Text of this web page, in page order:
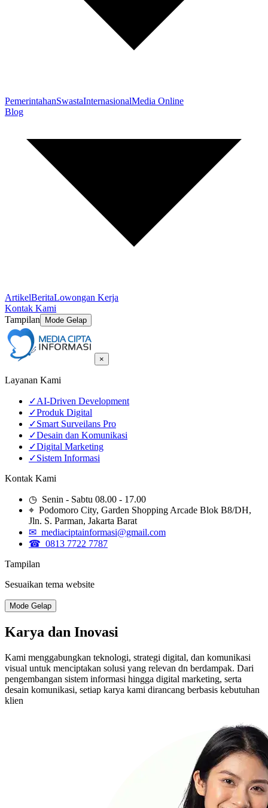
PemerintahanSwastaInternasionalMedia Online
Blog
ArtikelBeritaLowongan Kerja
Kontak Kami
Tampilan
Mode Gelap
×
Layanan Kami
✓AI-Driven Development
✓Produk Digital
✓Smart Surveilans Pro
✓Desain dan Komunikasi
✓Digital Marketing
✓Sistem Informasi
Kontak Kami
◷ Senin - Sabtu 08.00 - 17.00
⌖ Podomoro City, Garden Shopping Arcade Blok B8/DH,
Jln. S. Parman, Jakarta Barat
✉ mediaciptainformasi@gmail.com
☎ 0813 7722 7787
Tampilan
Sesuaikan tema website
Mode Gelap
Karya dan Inovasi
Kami menggabungkan teknologi, strategi digital, dan komunikasi
visual untuk menciptakan solusi yang relevan dn berdampak. Dari
pengembangan sistem informasi hingga digital marketing, serta
desain komunikasi, setiap karya kami dirancang berbasis kebutuhan
klien